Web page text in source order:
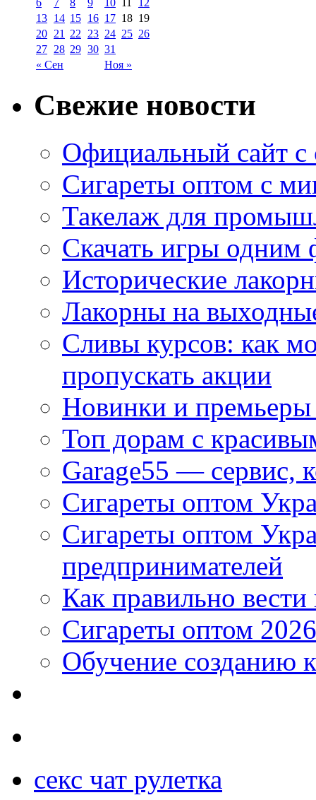
« Сен Ноя »
13 14 15 16 17 18 19
20 21 22 23 24 25 26
27 28 29 30 31
Свежие новости
Официальный сайт
Сигареты оптом с
Такелаж для
Скачать игры одним
Исторические
Лакорны на
Сливы курсов: как
пропускать акции
Новинки и
Топ дорам с
Garage55 — сервис,
Сигареты оптом
Сигареты оптом
предпринимателей
Как правильно
Сигареты оптом
Обучение созданию
секс чат рулетка